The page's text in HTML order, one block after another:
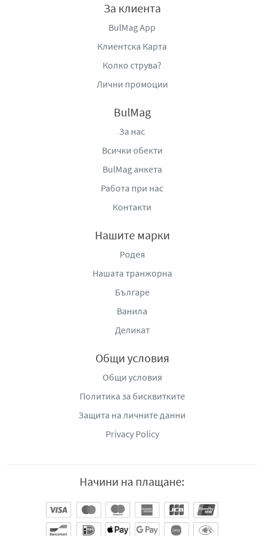
За клиента
BulMag App
Клиентска Карта
Колко струва?
Лични промоции
BulMag
За нас
Всички обекти
BulMag анкета
Работа при нас
Контакти
Нашите марки
Родея
Нашата транжорна
Българе
Ванила
Деликат
Общи условия
Общи условия
Политика за бисквитките
Защита на личните данни
Privacy Policy
Начини на плащане: